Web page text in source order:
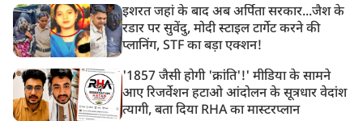
इशरत जहां के बाद अब अर्पिता सरकार...जैश के
रडार पर सुवेंदु, मोदी स्टाइल टार्गेट करने की
प्लानिंग, STF का बड़ा एक्शन!
'1857 जैसी होगी 'क्रांति'!' मीडिया के सामने
आए रिजर्वेशन हटाओ आंदोलन के सूत्रधार वेदांश
त्यागी, बता दिया RHA का मास्टरप्लान